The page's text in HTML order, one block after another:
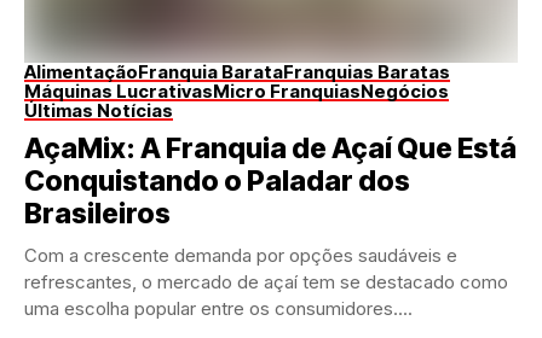
AlimentaçãoFranquia BarataFranquias Baratas
Máquinas LucrativasMicro FranquiasNegócios
Últimas Notícias
AçaMix: A Franquia de Açaí Que Está
Conquistando o Paladar dos
Brasileiros
Com a crescente demanda por opções saudáveis e
refrescantes, o mercado de açaí tem se destacado como
uma escolha popular entre os consumidores....